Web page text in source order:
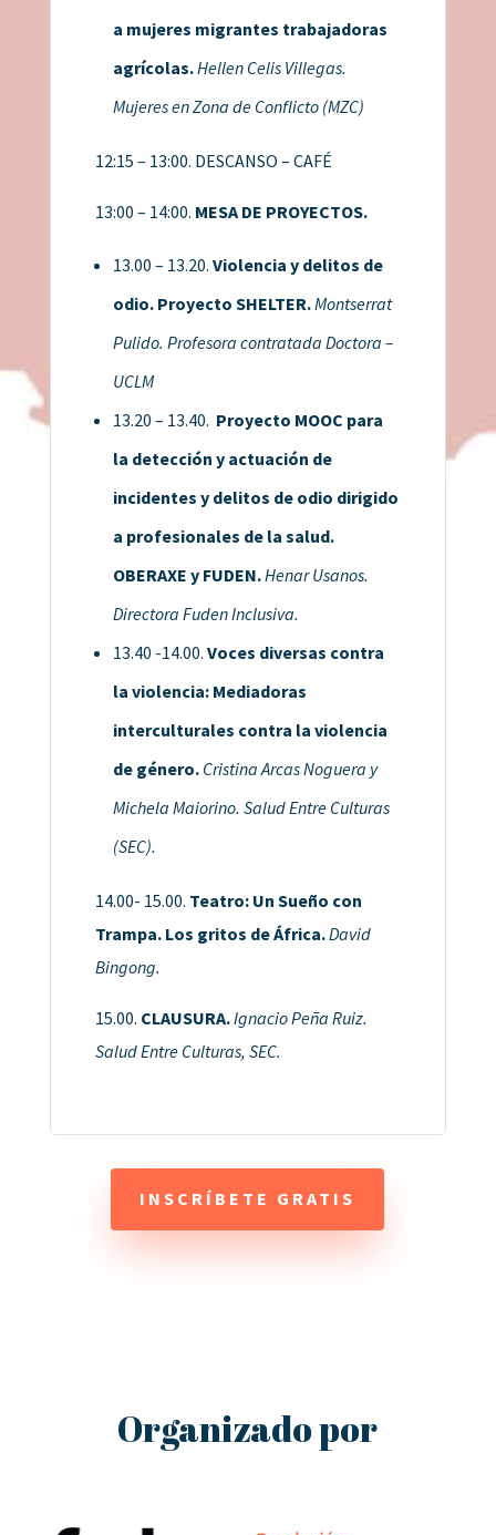
a mujeres migrantes trabajadoras
agrícolas.Hellen Celis Villegas.
Mujeres en Zona de Conflicto (MZC)
12:15 – 13:00. DESCANSO – CAFÉ
13:00 – 14:00. MESA DE PROYECTOS.
13.00 – 13.20. Violencia y delitos de
odio. Proyecto SHELTER.Montserrat
Pulido. Profesora contratada Doctora –
UCLM
13.20 – 13.40. Proyecto MOOC para
la detección y actuación de
incidentes y delitos de odio dirigido
a profesionales de la salud.
OBERAXE y FUDEN.Henar Usanos.
Directora Fuden Inclusiva.
13.40 -14.00. Voces diversas contra
la violencia: Mediadoras
interculturales contra la violencia
de género. Cristina Arcas Noguera y
Michela Maiorino. Salud Entre Culturas
(SEC).
14.00- 15.00. Teatro: Un Sueño con
Trampa. Los gritos de África.David
Bingong.
15.00. CLAUSURA.Ignacio Peña Ruiz.
Salud Entre Culturas, SEC.
INSCRÍBETE GRATIS
Organizado por